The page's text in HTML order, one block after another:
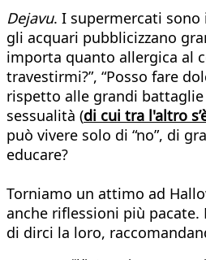
Dejavu. I supermercati
gli acquari pubblicizzano
importa quanto allergica al
travestirmi?”, “Posso fare
rispetto alle grandi
sessualità (di cui tra l'altro
può vivere solo di “no”, di
educare?
Torniamo un attimo ad
anche riflessioni più
di dirci la loro,